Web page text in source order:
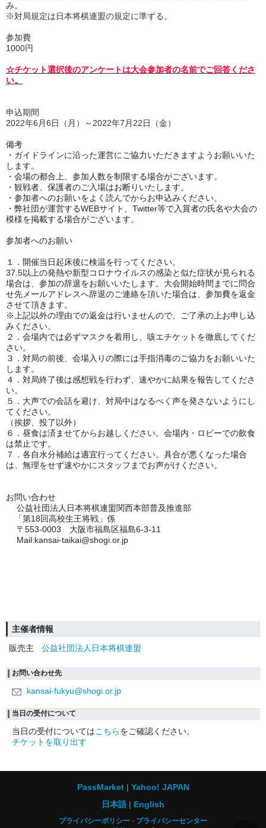
み。
※対局規定は日本将棋連盟の規定に準ずる。
参加費
1000円
☆チケット選択後のアンケートは大会参加者の名前でご回答くださ
い。
申込期間
2022年6月6日（月）～2022年7月22日（金）
備考
・ガイドラインに沿った運営にご協力いただきますようお願いいた
します。
・会場の都合上、参加人数を制限する場合がございます。
・観戦者、保護者のご入場はお断りいたします。
・参加者へのお願いをよく読んでからお申込みください。
・弊社団が運営するWEBサイト、Twitter等で入賞者の氏名や大会の
模様を掲載する場合がございます。
参加者へのお願い
１．開催当日起床後に検温を行ってください。
37.5以上の発熱や新型コロナウイルスの感染と似た症状が見られる
場合は、参加の辞退をお願いいたします。大会開始時間までに問合
せ先メールアドレスへ辞退のご連絡を頂いた場合は、参加費を返金
させて頂きます。
※上記以外の理由での返金は行いませんので、ご了承の上お申し込
みください。
２．会場内では必ずマスクを着用し、咳エチケットを徹底してくだ
さい。
３．対局の前後、会場入りの際には手指消毒のご協力をお願いいた
します。
４．対局終了後は感想戦を行わず、速やかに結果を報告してくださ
い。
５．大声での会話を避け、対局中はなるべく声を発さないようにし
てください。
（挨拶、投了以外）
６．昼食は済ませてからお越しください。会場内・ロビーでの飲食
は禁止です。
７．各自水分補給は適宜行ってください。具合が悪くなった場合
は、無理をせず速やかにスタッフまでお声がけください。
お問い合わせ
公益社団法人日本将棋連盟関西本部普及推進部
「第18回高校生王将戦」係
〒553-0003 大阪市福島区福島6-3-11
Mail:kansai-taikai@shogi.or.jp
主催者情報
販売主
公益社団法人日本将棋連盟
お問い合わせ先
kansai-fukyu@shogi.or.jp
当日の受付について
当日の受付についてはこちらをご確認ください。
チケットを取り出す
PassMarket
Yahoo! JAPAN
日本語
English
プライバシーポリシー
プライバシーセンター